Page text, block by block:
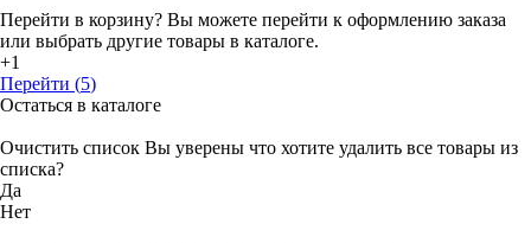
Перейти в корзину? Вы можете перейти к оформлению заказа
или выбрать другие товары в каталоге.
+1
Перейти (5)
Остаться в каталоге
Очистить список Вы уверены что хотите удалить все товары из
списка?
Да
Нет